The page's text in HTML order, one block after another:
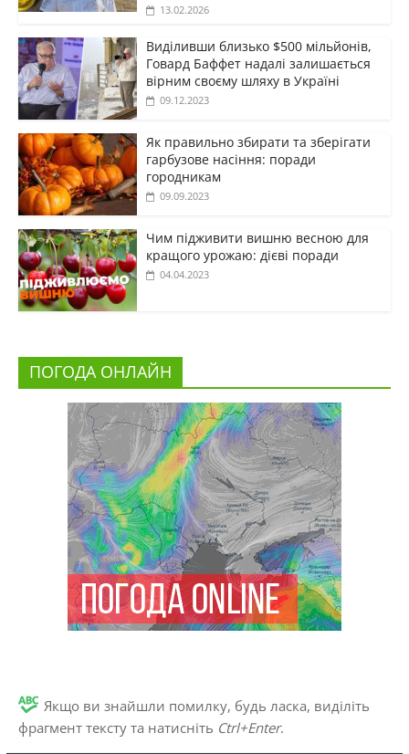
13.02.2026
Виділивши близько $500 мільйонів,
Говард Баффет надалі залишається
вірним своєму шляху в Україні
09.12.2023
Як правильно збирати та зберігати
гарбузове насіння: поради
городникам
09.09.2023
Чим підживити вишню весною для
кращого урожаю: дієві поради
04.04.2023
ПОГОДА ОНЛАЙН
Якщо ви знайшли помилку, будь ласка, виділіть
фрагмент тексту та натисніть Ctrl+Enter.